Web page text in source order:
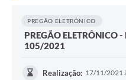
PREGÃO ELETRÔNICO
PREGÃO ELETRÔNICO -
105/2021
Realização: 17/11/2021